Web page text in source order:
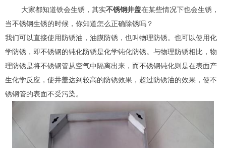
大家都知道铁会生锈，其实不锈钢井盖在某些情况下也会生锈，
当不锈钢生锈的时候，你知道怎么正确除锈吗？
我们可以直接使用防锈油，油膜防锈，也叫物理防锈。也可以使用化
学防锈，即不锈钢的钝化防锈是化学钝化防锈。与物理防锈相比，物
理防锈是将不锈钢管从空气中隔离出来，而不锈钢钝化则是在表面产
生化学反应，使井盖达到较高的防锈效果，超过防锈油的效果，使不
锈钢管的表面不受污染。